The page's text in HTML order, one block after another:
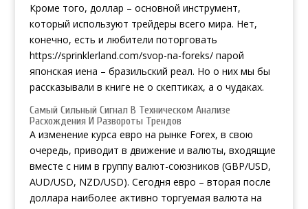
Кроме того, доллар – основной инструмент,
который используют трейдеры всего мира. Нет,
конечно, есть и любители поторговать
https://sprinklerland.com/svop-na-foreks/парой
японская иена – бразильский реал. Но о них мы бы
рассказывали в книге не о скептиках, а о чудаках.
Самый Сильный Сигнал В Техническом Анализе
Расхождения И Развороты Трендов
А изменение курса евро на рынке Forex, в свою
очередь, приводит в движение и валюты, входящие
вместе с ним в группу валют-союзников (GBP/USD,
AUD/USD, NZD/USD). Сегодня евро – вторая после
доллара наиболее активно торгуемая валюта на